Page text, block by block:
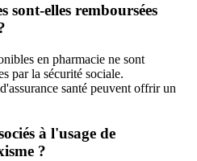
sont-elles remboursées
en pharmacie ne sont
par la sécurité sociale.
santé peuvent offrir un
à l'usage de
?